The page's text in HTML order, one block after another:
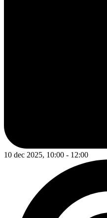
10 dec 2025, 10:00 - 12:00